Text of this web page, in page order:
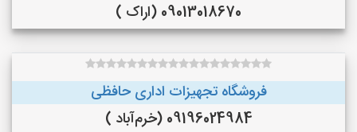
09013018670 (اراک )
فروشگاه تجهیزات اداری حافظی
09196024984 (خرم‌آباد )